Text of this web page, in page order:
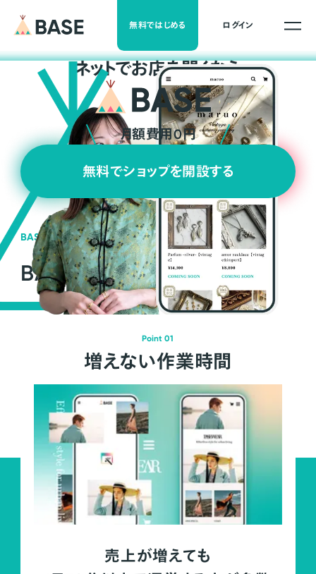
無料ではじめる ログイン
ネットでお店を開くなら
月額費用0円
無料でショップを開設する
BASEの強み
BASEが強い3つの理由
Point 01
増えない作業時間
売上が増えても